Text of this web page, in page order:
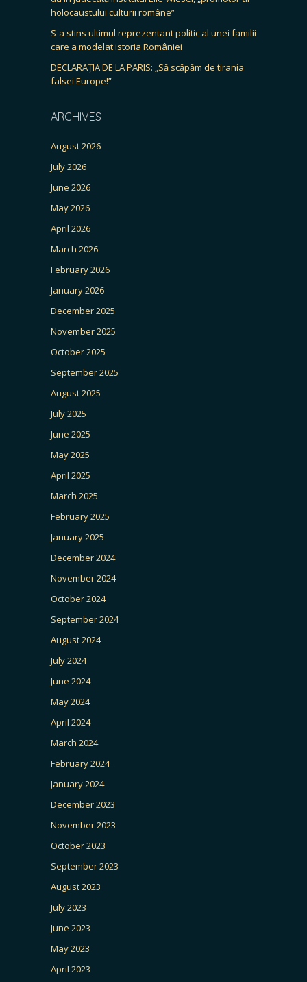
holocaustului culturii române”
S-a stins ultimul reprezentant politic al unei familii
care a modelat istoria României
DECLARAȚIA DE LA PARIS: „Să scăpăm de tirania
falsei Europe!”
ARCHIVES
August 2026
July 2026
June 2026
May 2026
April 2026
March 2026
February 2026
January 2026
December 2025
November 2025
October 2025
September 2025
August 2025
July 2025
June 2025
May 2025
April 2025
March 2025
February 2025
January 2025
December 2024
November 2024
October 2024
September 2024
August 2024
July 2024
June 2024
May 2024
April 2024
March 2024
February 2024
January 2024
December 2023
November 2023
October 2023
September 2023
August 2023
July 2023
June 2023
May 2023
April 2023